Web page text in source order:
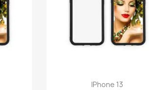
Aperçu rapide
IPhone 13